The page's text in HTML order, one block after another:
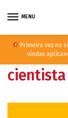
MENU
Primeira vez no
vindas